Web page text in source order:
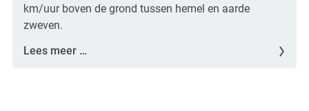
km/uur boven de grond tussen hemel en aarde
zweven.
Lees meer …